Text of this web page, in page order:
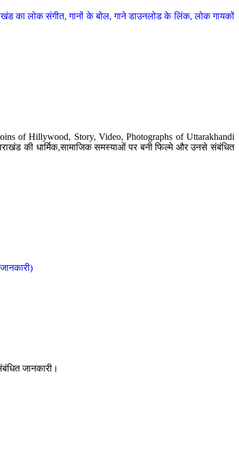
का लोक संगीत, गानों के बोल, गाने डाउनलोड के लिंक, लोक गायकों
of Hillywood, Story, Video, Photographs of Uttarakhandi
की धार्मिक,सामाजिक समस्याओं पर बनी फिल्मे और उनसे संबंधित
जानकारी।